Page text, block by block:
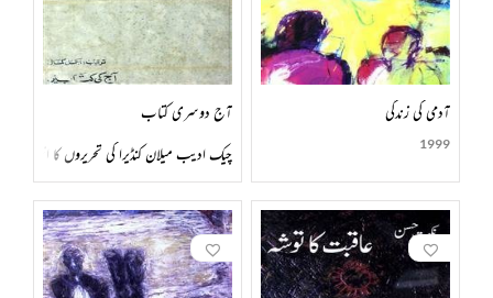
آدمی کی زندگی
1999
آج دوسری کتاب
چیک ادیب میلان کنڈیرا کی تحریروں کا انتخاب